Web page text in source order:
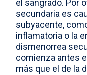
el sangrado. Por
secundaria es
subyacente,
inflamatoria o la
dismenorrea
comienza antes
más que el de la